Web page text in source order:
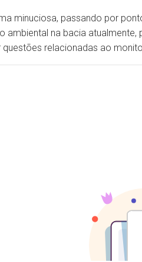
minuciosa, passando por
na bacia
relacionadas ao